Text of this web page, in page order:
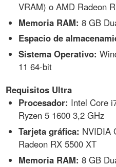
VRAM) o AMD Radeon
Memoria RAM: 8 GB
Espacio de
Sistema Operativo:
11 64-bit
Requisitos Ultra
Procesador: Intel Core
Ryzen 5 1600 3,2 GHz
Tarjeta gráfica: NVIDIA
Radeon RX 5500 XT
Memoria RAM: 8 GB